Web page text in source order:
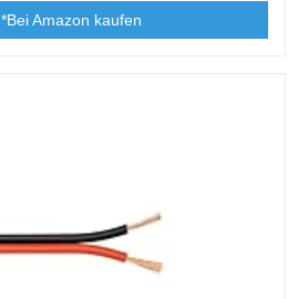
*Bei Amazon kaufen